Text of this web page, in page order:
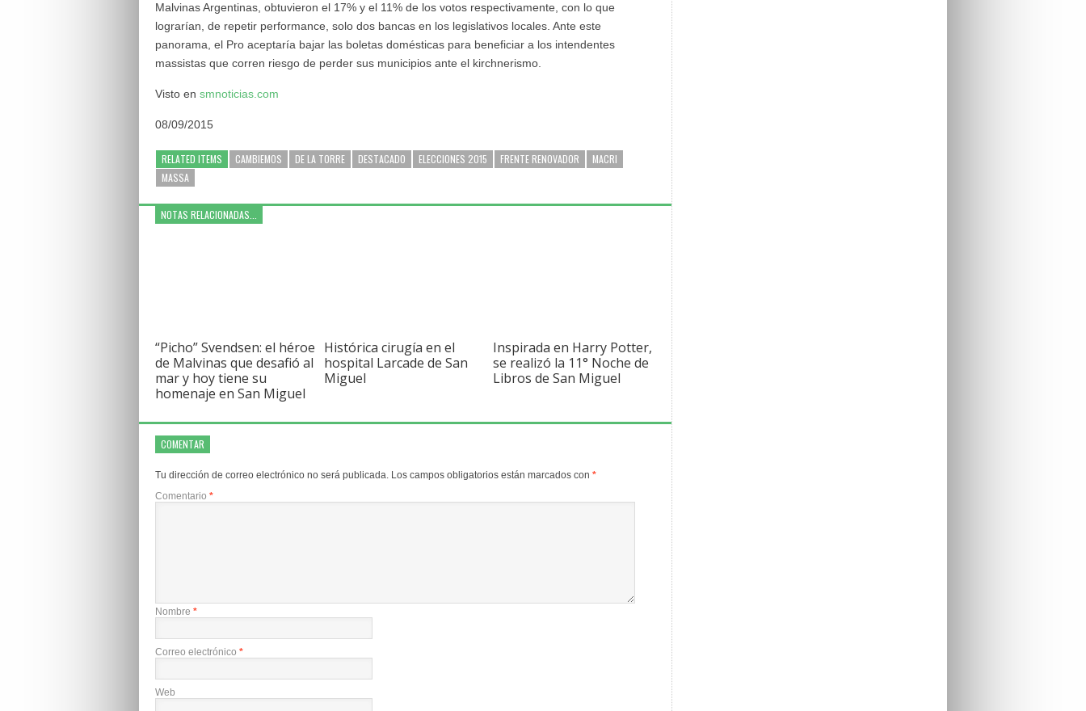
Malvinas Argentinas, obtuvieron el 17% y el 11% de los votos respectivamente, con lo que
lograrían, de repetir performance, solo dos bancas en los legislativos locales. Ante este
panorama, el Pro aceptaría bajar las boletas domésticas para beneficiar a los intendentes
massistas que corren riesgo de perder sus municipios ante el kirchnerismo.
Visto en smnoticias.com
08/09/2015
RELATED ITEMS CAMBIEMOS DE LA TORRE DESTACADO ELECCIONES 2015 FRENTE RENOVADOR
MACRI
MASSA
NOTAS RELACIONADAS...
“Picho” Svendsen: el héroe
de Malvinas que desafió al
mar y hoy tiene su
homenaje en San Miguel
Histórica cirugía en el
hospital Larcade de San
Miguel
Inspirada en Harry Potter,
se realizó la 11° Noche de
Libros de San Miguel
COMENTAR
Tu dirección de correo electrónico no será publicada. Los campos obligatorios están marcados con *
Comentario *
Nombre *
Correo electrónico *
Web